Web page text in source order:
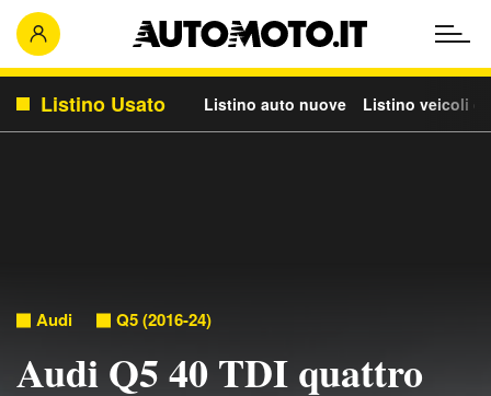
Listino Usato Listino auto nuove Listino veicoli
Audi Q5 (2016-24)
Audi Q5 40 TDI quattro